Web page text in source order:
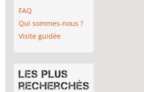
FAQ
Qui sommes-nous ?
Visite guidée
Les plus
recherchés